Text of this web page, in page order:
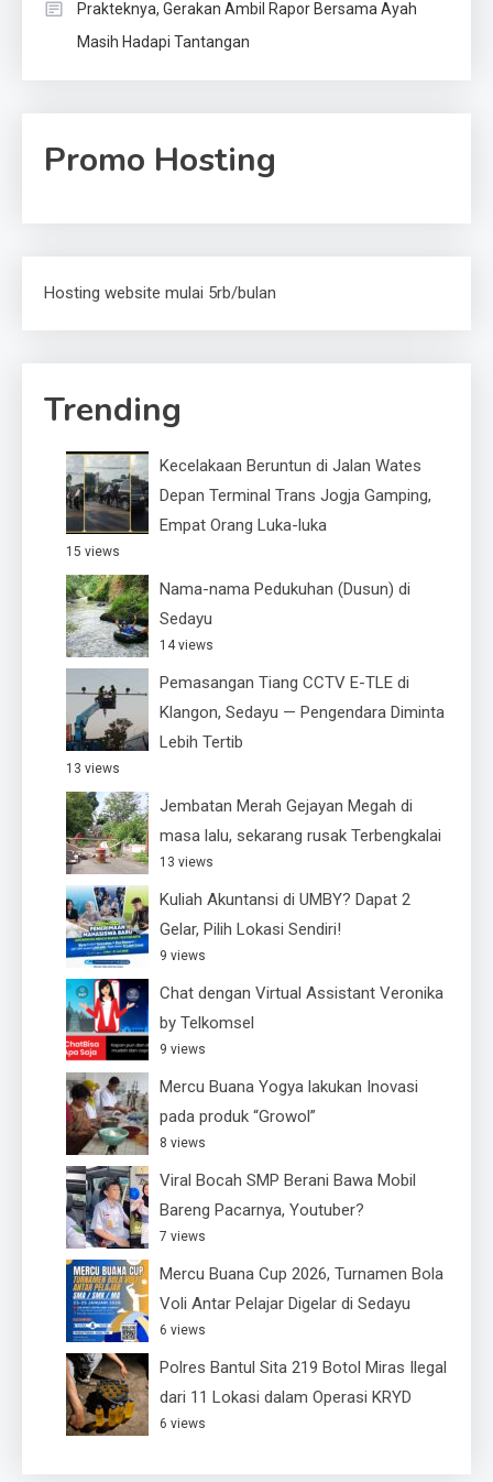
Prakteknya, Gerakan Ambil Rapor Bersama Ayah
Masih Hadapi Tantangan
Promo Hosting
Hosting website mulai 5rb/bulan
Trending
Kecelakaan Beruntun di Jalan Wates
Depan Terminal Trans Jogja Gamping,
Empat Orang Luka-luka
15 views
Nama-nama Pedukuhan (Dusun) di
Sedayu
14 views
Pemasangan Tiang CCTV E-TLE di
Klangon, Sedayu — Pengendara Diminta
Lebih Tertib
13 views
Jembatan Merah Gejayan Megah di
masa lalu, sekarang rusak Terbengkalai
13 views
Kuliah Akuntansi di UMBY? Dapat 2
Gelar, Pilih Lokasi Sendiri!
9 views
Chat dengan Virtual Assistant Veronika
by Telkomsel
9 views
Mercu Buana Yogya lakukan Inovasi
pada produk “Growol”
8 views
Viral Bocah SMP Berani Bawa Mobil
Bareng Pacarnya, Youtuber?
7 views
Mercu Buana Cup 2026, Turnamen Bola
Voli Antar Pelajar Digelar di Sedayu
6 views
Polres Bantul Sita 219 Botol Miras Ilegal
dari 11 Lokasi dalam Operasi KRYD
6 views